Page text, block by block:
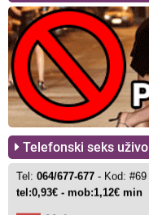
Telefonski seks uživo